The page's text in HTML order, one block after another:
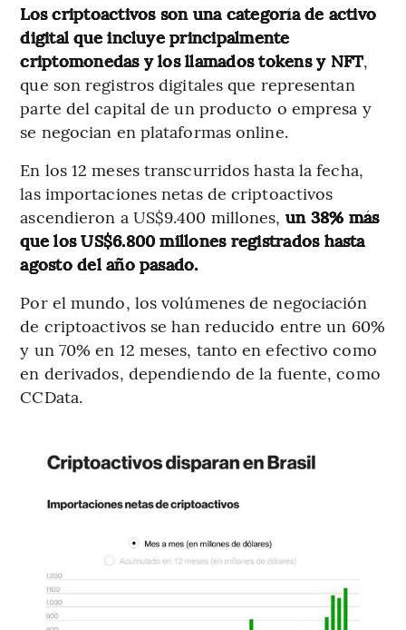
Los criptoactivos son una categoría de activo
digital que incluye principalmente
criptomonedas y los llamados tokens y NFT,
que son registros digitales que representan
parte del capital de un producto o empresa y
se negocian en plataformas online.
En los 12 meses transcurridos hasta la fecha,
las importaciones netas de criptoactivos
ascendieron a US$9.400 millones, un 38% más
que los US$6.800 millones registrados hasta
agosto del año pasado.
Por el mundo, los volúmenes de negociación
de criptoactivos se han reducido entre un 60%
y un 70% en 12 meses, tanto en efectivo como
en derivados, dependiendo de la fuente, como
CCData.